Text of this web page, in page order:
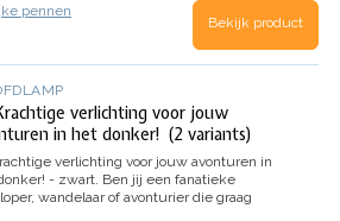
oplossing! Dankzij het zachte,
en zweetbestendige materiaal blijft
pennen
Bekijk product
verlichting voor jouw
in het donker! (2 variants)
verlichting voor jouw avonturen in
- zwart. Ben jij een fanatieke
wandelaar of avonturier die graag